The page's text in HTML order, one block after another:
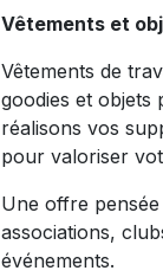
Vêtements et
Vêtements de
goodies et objets
réalisons vos
pour valoriser
Une offre
associations,
événements.